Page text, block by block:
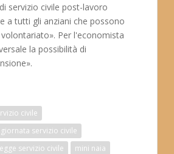
servizio civile post-lavoro
a tutti gli anziani che possono
Per l'economista
la possibilità di
civile
giornata servizio civile
servizio civile
mini naia